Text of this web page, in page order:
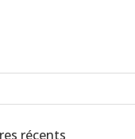
récents